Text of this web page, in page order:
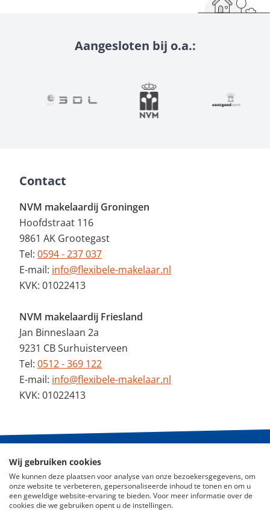
Aangesloten bij o.a.:
Contact
NVM makelaardij Groningen
Hoofdstraat 116
9861 AK Grootegast
Tel: 0594 - 237 037
E-mail: info@flexibele-makelaar.nl
KVK: 01022413
NVM makelaardij Friesland
Jan Binneslaan 2a
9231 CB Surhuisterveen
Tel: 0512 - 369 122
E-mail: info@flexibele-makelaar.nl
KVK: 01022413
© 2026 - De Flexibele Makelaar NVM
Nieuws
ABC Woningmarkt
Wij gebruiken cookies
We kunnen deze plaatsen voor analyse van onze bezoekersgegevens, om
onze website te verbeteren, gepersonaliseerde inhoud te tonen en om u
een geweldige website-ervaring te bieden. Voor meer informatie over de
cookies die we gebruiken opent u de instellingen.